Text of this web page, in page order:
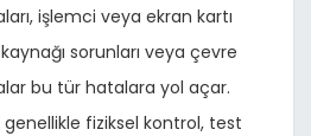
işlemci veya ekran kartı
kaynağı sorunları veya çevre
bu tür hatalara yol açar.
genellikle fiziksel kontrol, test